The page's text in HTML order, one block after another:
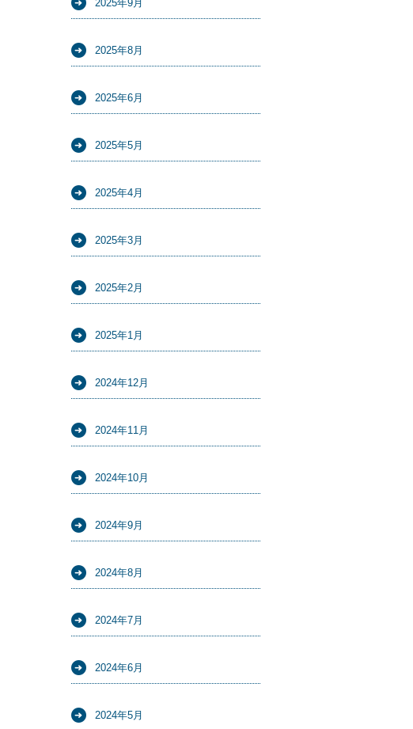
2025年9月
2025年8月
2025年6月
2025年5月
2025年4月
2025年3月
2025年2月
2025年1月
2024年12月
2024年11月
2024年10月
2024年9月
2024年8月
2024年7月
2024年6月
2024年5月